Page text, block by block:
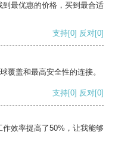
最优惠的价格，买到最合适
支持[0] 反对[0]
覆盖和最高安全性的连接。
支持[0] 反对[0]
效率提高了50%，让我能够